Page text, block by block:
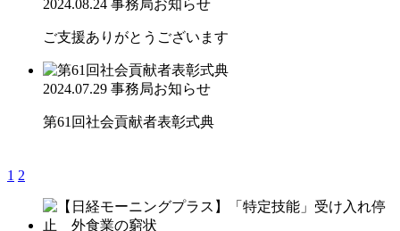
2024.08.24 事務局お知らせ
ご支援ありがとうございます
2024.07.29 事務局お知らせ
第61回社会貢献者表彰式典
1 2